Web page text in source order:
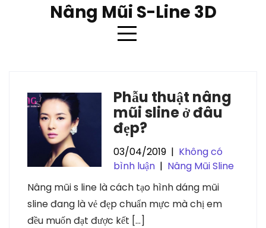
Nâng Mũi S-Line 3D
Thẻ:nâng mũi s line ở đâu đẹp
Phẫu thuật nâng
mũi sline ở đâu
đẹp?
03/04/2019 | Không có
bình luận | Nâng Mũi Sline
Nâng mũi s line là cách tạo hình dáng mũi
sline đang là vẻ đẹp chuẩn mực mà chị em
đều muốn đạt được kết […]